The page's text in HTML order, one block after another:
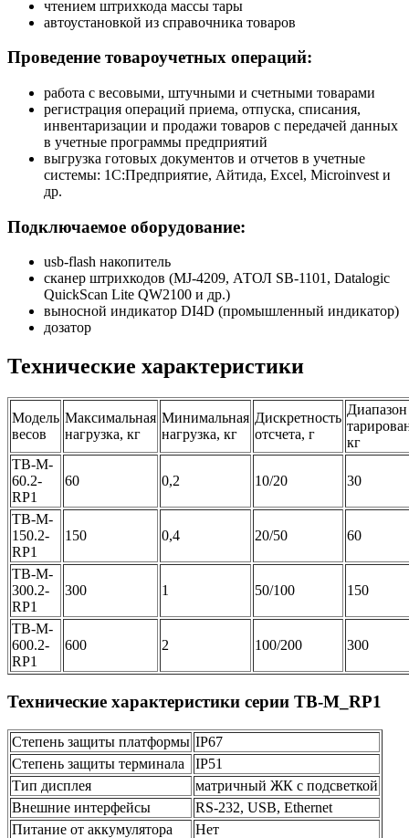
чтением штрихкода массы тары
автоустановкой из справочника товаров
Проведение товароучетных операций:
работа с весовыми, штучными и счетными товарами
регистрация операций приема, отпуска, списания,
инвентаризации и продажи товаров с передачей данных
в учетные программы предприятий
выгрузка готовых документов и отчетов в учетные
системы: 1С:Предприятие, Айтида, Excel, Microinvest и
др.
Подключаемое оборудование:
usb-flash накопитель
сканер штрихкодов (MJ-4209, АТОЛ SB-1101, Datalogic
QuickScan Lite QW2100 и др.)
выносной индикатор DI4D (промышленный индикатор)
дозатор
Технические характеристики
Модель
весов
Максимальная
нагрузка, кг
Минимальная
нагрузка, кг
Дискретность
отсчета, г
Диапазон
кг
ТВ-M-
60.2-
RP1
60 0,2 10/20 30
ТВ-M-
150.2-
RP1
150 0,4 20/50 60
ТВ-M-
300.2-
RP1
300 1 50/100 150
ТВ-M-
600.2-
RP1
600 2 100/200 300
Технические характеристики серии TB-M_RP1
Степень защиты платформы IP67
Степень защиты терминала
IP51
Тип дисплея
матричный ЖК с подсветкой
Внешние интерфейсы
RS-232, USB, Ethernet
Питание от аккумулятора
Нет